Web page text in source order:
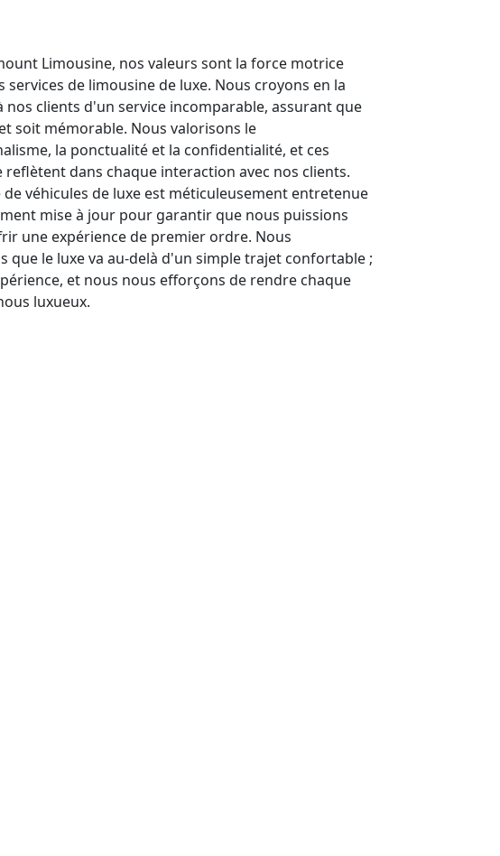
Limousine, nos valeurs sont la force motrice
services de limousine de luxe. Nous croyons en la
clients d'un service incomparable, assurant que
soit mémorable. Nous valorisons le
la ponctualité et la confidentialité, et ces
reflètent dans chaque interaction avec nos clients.
véhicules de luxe est méticuleusement entretenue
mise à jour pour garantir que nous puissions
une expérience de premier ordre. Nous
que le luxe va au-delà d'un simple trajet confortable ;
et nous nous efforçons de rendre chaque
luxueux.